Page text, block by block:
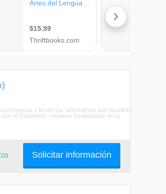
empresa a fin de dar alternativas que faciliten
el Desarrollo Humano Sustentable de la
Solicitar información